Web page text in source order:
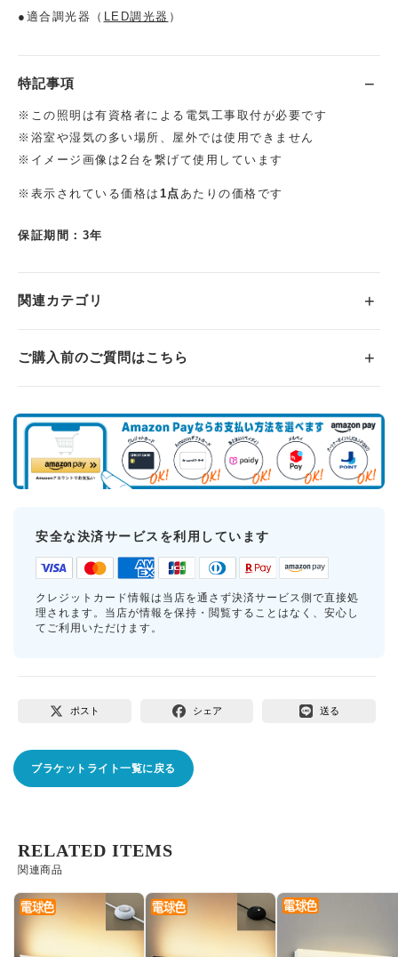
●適合調光器（ LED調光器 ）
特記事項
※この照明は有資格者による電気工事取付が必要です
※浴室や湿気の多い場所、屋外では使用できません
※イメージ画像は2台を繋げて使用しています
※表示されている価格は 1点あたりの価格です
保証期間：3年
関連カテゴリ
ご購入前のご質問はこちら
安全な決済サービスを利用しています
クレジットカード情報は当店を通さず決済サービス側で直接処
理されます。当店が情報を保持・閲覧することはなく、安心し
てご利用いただけます。
ポスト シェア 送る
ブラケットライト一覧に戻る
関連商品
RELATED ITEMS